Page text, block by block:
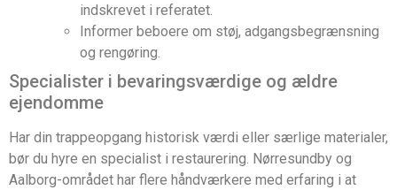
indskrevet i referatet.
Informer beboere om støj, adgangsbegrænsning
og rengøring.
Specialister i bevaringsværdige og ældre
ejendomme
Har din trappeopgang historisk værdi eller særlige materialer,
bør du hyre en specialist i restaurering. Nørresundby og
Aalborg-området har flere håndværkere med erfaring i at